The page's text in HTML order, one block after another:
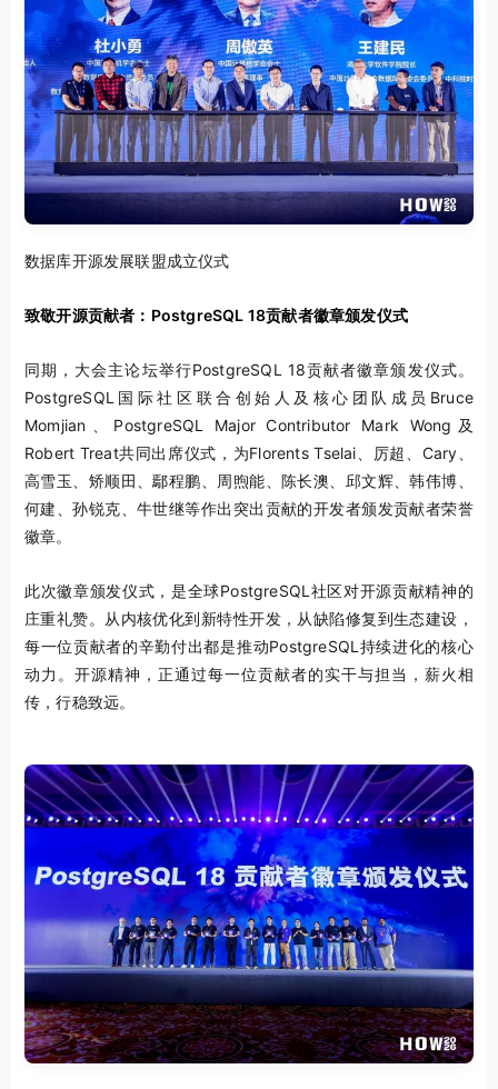
数据库开源发展联盟成立仪式
致敬开源贡献者： PostgreSQL 18贡献者徽章颁发仪式
同期，大会主论坛举行PostgreSQL 18贡献者徽章颁发仪式。
PostgreSQL国际社区联合创始人及核心团队成员Bruce
Momjian、PostgreSQL Major Contributor Mark Wong及
Robert Treat共同出席仪式，为Florents Tselai、厉超、Cary、
高雪玉、矫顺田、鄢程鹏、周煦能、陈长澳、邱文辉、韩伟博、
何建、孙锐克、牛世继等作出突出贡献的开发者颁发贡献者荣誉
徽章。
此次徽章颁发仪式，是全球PostgreSQL社区对开源贡献精神的
庄重礼赞。从内核优化到新特性开发，从缺陷修复到生态建设，
每一位贡献者的辛勤付出都是推动PostgreSQL持续进化的核心
动力。开源精神，正通过每一位贡献者的实干与担当，薪火相
传，行稳致远。